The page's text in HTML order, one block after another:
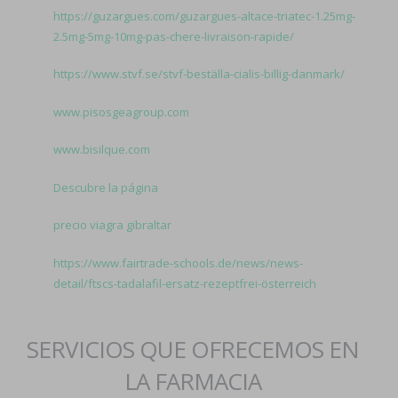
https://guzargues.com/guzargues-altace-triatec-1.25mg-
2.5mg-5mg-10mg-pas-chere-livraison-rapide/
https://www.stvf.se/stvf-beställa-cialis-billig-danmark/
www.pisosgeagroup.com
www.bisilque.com
Descubre la página
precio viagra gibraltar
https://www.fairtrade-schools.de/news/news-
detail/ftscs-tadalafil-ersatz-rezeptfrei-österreich
SERVICIOS QUE OFRECEMOS EN
LA FARMACIA